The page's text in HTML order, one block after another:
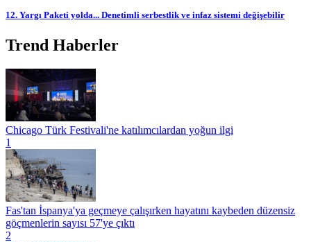
12. Yargı Paketi yolda... Denetimli serbestlik ve infaz sistemi değişebilir
Trend Haberler
Chicago Türk Festivali'ne katılımcılardan yoğun ilgi
1
Fas'tan İspanya'ya geçmeye çalışırken hayatını kaybeden düzensiz
göçmenlerin sayısı 57'ye çıktı
2